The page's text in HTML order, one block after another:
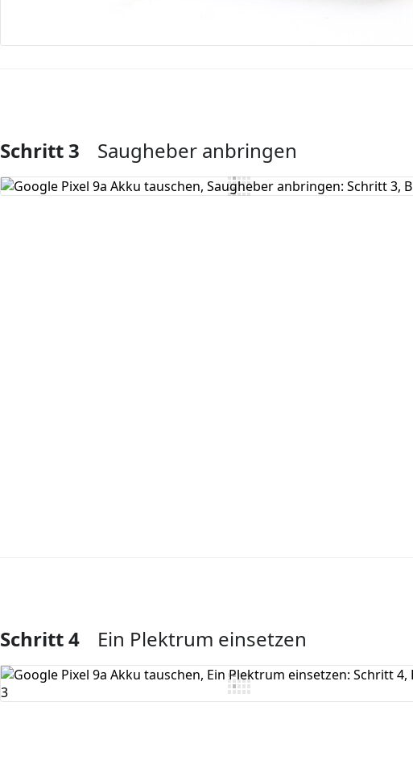
Kommentar hinzufügen
Schritt 3 Saugheber anbringen
Kommentar hinzufügen
Schritt 4 Ein Plektrum einsetzen